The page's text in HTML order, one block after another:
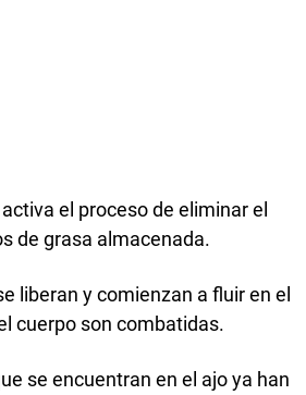
el proceso de eliminar el
de grasa almacenada.
liberan y comienzan a fluir en el
cuerpo son combatidas.
se encuentran en el ajo ya han